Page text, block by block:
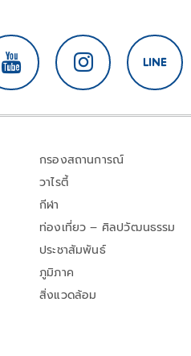
กรองสถานการณ์
วาไรตี้
กีฬา
ท่องเที่ยว – ศิลปวัฒนธรรม
ประชาสัมพันธ์
ภูมิภาค
สิ่งแวดล้อม